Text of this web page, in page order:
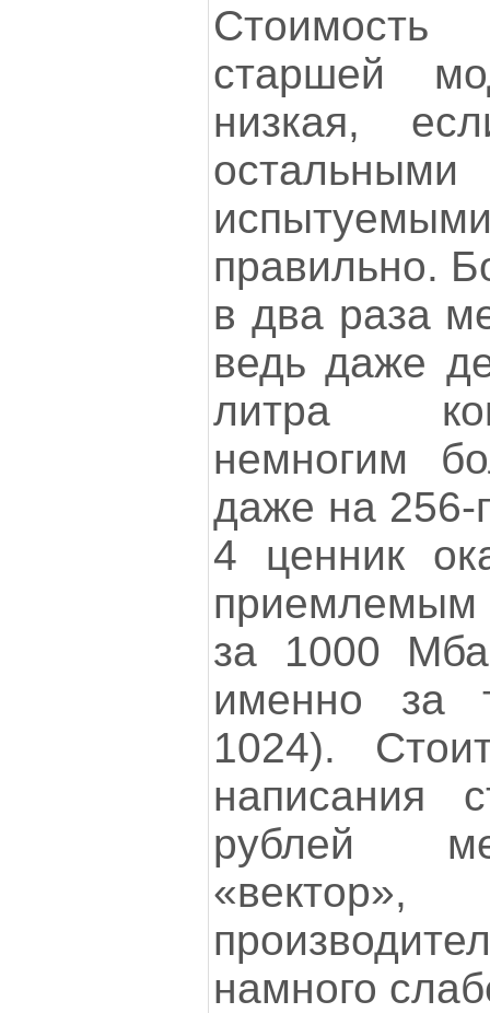
старшей
низкая,
правильно.
в два раза
ведь даже
литра
немногим
даже на 256-
4 ценник
приемлемым
за 1000
именно за
1024).
написания
рублей
намного